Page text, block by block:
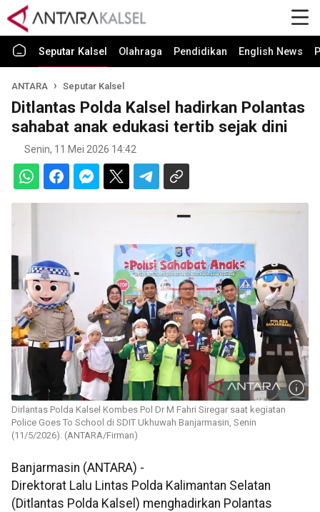
Seputar Kalsel Olahraga Pendidikan English News
ANTARA Seputar Kalsel
Ditlantas Polda Kalsel hadirkan Polantas
sahabat anak edukasi tertib sejak dini
Senin, 11 Mei 2026 14:42
Dirlantas Polda Kalsel Kombes Pol Dr M Fahri Siregar saat kegiatan
Police Goes To School di SDIT Ukhuwah Banjarmasin, Senin
(11/5/2026). (ANTARA/Firman)
Banjarmasin (ANTARA) -
Direktorat Lalu Lintas Polda Kalimantan Selatan
(Ditlantas Polda Kalsel) menghadirkan Polantas